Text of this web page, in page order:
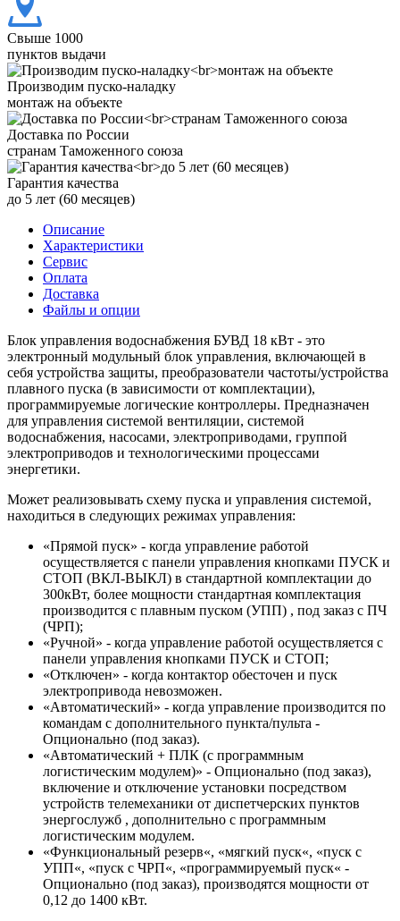
Свыше 1000
пунктов выдачи
Производим пуско-наладку
монтаж на объекте
Доставка по России
странам Таможенного союза
Гарантия качества
до 5 лет (60 месяцев)
Описание
Характеристики
Сервис
Оплата
Доставка
Файлы и опции
Блок управления водоснабжения БУВД 18 кВт - это
электронный модульный блок управления, включающей в
себя устройства защиты, преобразователи частоты/устройства
плавного пуска (в зависимости от комплектации),
программируемые логические контроллеры. Предназначен
для управления системой вентиляции, системой
водоснабжения, насосами, электроприводами, группой
электроприводов и технологическими процессами
энергетики.
Может реализовывать схему пуска и управления системой,
находиться в следующих режимах управления:
«Прямой пуск» - когда управление работой
осуществляется с панели управления кнопками ПУСК и
СТОП (ВКЛ-ВЫКЛ) в стандартной комплектации до
300кВт, более мощности стандартная комплектация
производится с плавным пуском (УПП) , под заказ с ПЧ
(ЧРП);
«Ручной» - когда управление работой осуществляется с
панели управления кнопками ПУСК и СТОП;
«Отключен» - когда контактор обесточен и пуск
электропривода невозможен.
«Автоматический» - когда управление производится по
командам с дополнительного пункта/пульта -
Опционально (под заказ).
«Автоматический + ПЛК (с программным
логистическим модулем)» - Опционально (под заказ),
включение и отключение установки посредством
устройств телемеханики от диспетчерских пунктов
энергослужб , дополнительно с программным
логистическим модулем.
«Функциональный резерв«, «мягкий пуск«, «пуск с
УПП«, «пуск с ЧРП«, «программируемый пуск« -
Опционально (под заказ), производятся мощности от
0,12 до 1400 кВт.